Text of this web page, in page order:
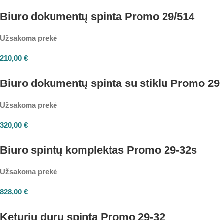
Biuro dokumentų spinta Promo 29/514
Užsakoma prekė
210,00 €
Biuro dokumentų spinta su stiklu Promo
Užsakoma prekė
320,00 €
Biuro spintų komplektas Promo 29-32s
Užsakoma prekė
828,00 €
Keturių durų spinta Promo 29-32